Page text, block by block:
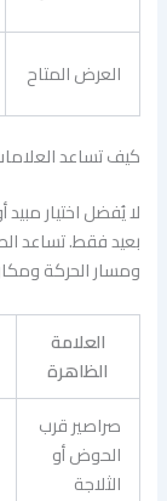
العرض المتاح
كيف تساعد
لا يُفضل اختيار
بعيد فقط. تساعد
ومسار الحركة
العلامة
الظاهرة
صراصير قرب
الحوض أو
الثلاجة